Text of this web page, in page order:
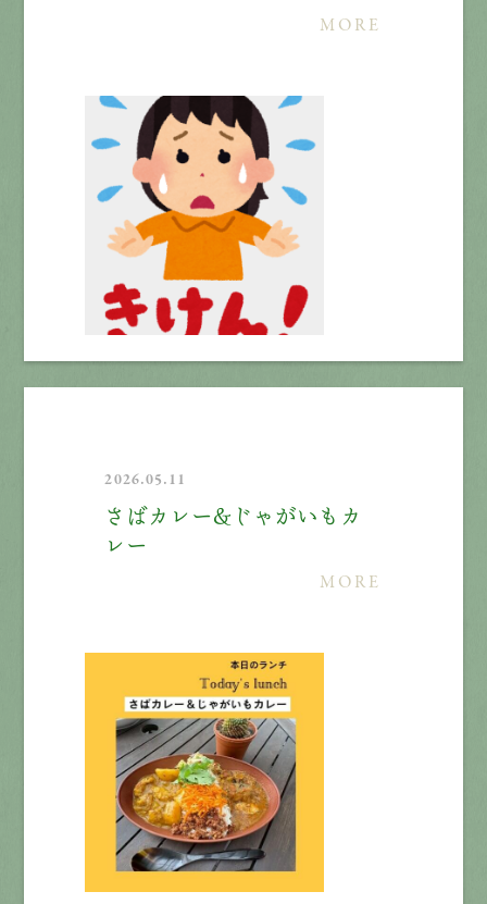
MORE
2026.05.11
さばカレー＆じゃがいもカ
レー
MORE